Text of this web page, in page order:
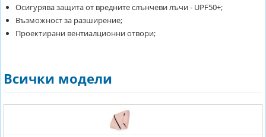
Осигурява защита от вредните слънчеви лъчи - UPF50+;
Възможност за разширение;
Проектирани вентиалционни отвори;
Всички модели